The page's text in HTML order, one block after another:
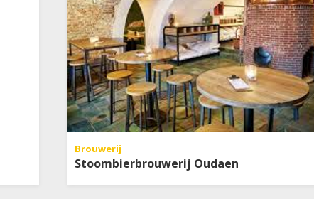
Brouwerij
Stoombierbrouwerij Oudaen